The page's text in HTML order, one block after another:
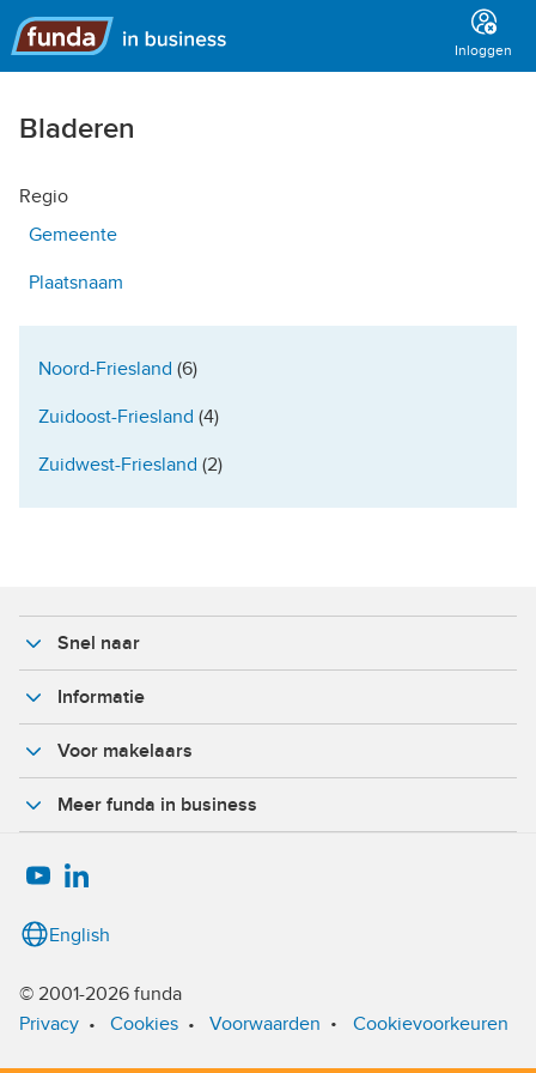
Hoofdmenu
Inloggen
Bladeren
Regio
Gemeente
Plaatsnaam
Noord-Friesland (6)
Zuidoost-Friesland (4)
Zuidwest-Friesland (2)
Snel naar
Informatie
Voor makelaars
Meer funda in business
© 2001-2026 funda
Privacy • Cookies • Voorwaarden • Cookievoorkeuren
English